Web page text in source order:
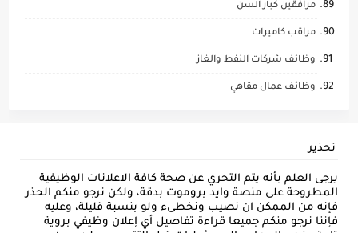
مرافقين كبار السن
مراقب كاميرات
وظائف شركات النفط والغاز
وظائف عمال مقاهي
تحذير
يرجى العلم بأنه يتم التحري عن صحة كافة الاعلانات الوظيفية
المطروحة على منصة وايد بروموت بدقة، ولكن نرجو منكم الحذر
فإنه من الممكن ان نصيب ونخطىء ولو بنسبة قليلة، وعليه
فإننا نرجو منكم جميعا قراءة تفاصيل أي إعلان وظيفي بروية